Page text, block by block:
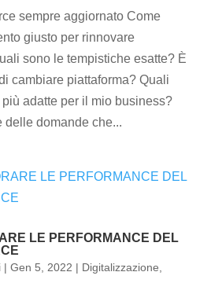
sempre aggiornato Come
giusto per rinnovare
sono le tempistiche esatte? È
cambiare piattaforma? Quali
adatte per il mio business?
delle domande che...
LE PERFORMANCE DEL
| Gen 5, 2022 | Digitalizzazione